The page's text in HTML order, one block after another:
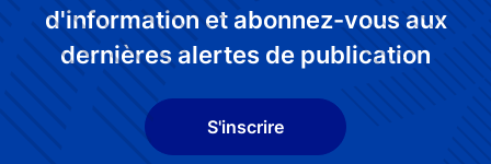
d'information et abonnez-vous aux
dernières alertes de publication
S'inscrire